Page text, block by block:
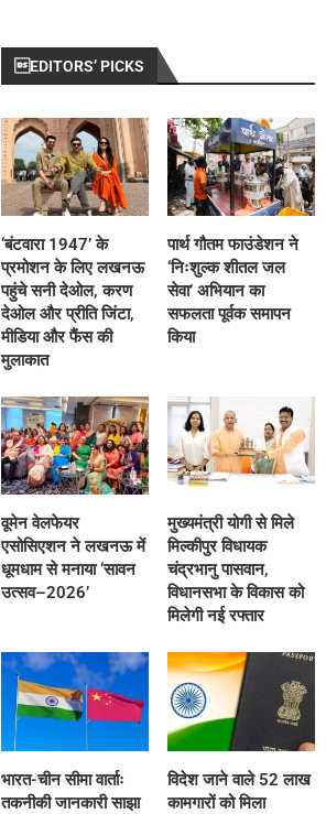
EDITORS’ PICKS
‘बंटवारा 1947’ के
प्रमोशन के लिए लखनऊ
पहुंचे सनी देओल, करण
देओल और प्रीति जिंटा,
मीडिया और फैंस की
मुलाकात
पार्थ गौतम फाउंडेशन ने
‘निःशुल्क शीतल जल
सेवा’ अभियान का
सफलता पूर्वक समापन
किया
वूमेन वेलफेयर
एसोसिएशन ने लखनऊ में
धूमधाम से मनाया ‘सावन
उत्सव–2026’
मुख्यमंत्री योगी से मिले
मिल्कीपुर विधायक
चंद्रभानु पासवान,
विधानसभा के विकास को
मिलेगी नई रफ्तार
भारत-चीन सीमा वार्ताः
तकनीकी जानकारी साझा
विदेश जाने वाले 52 लाख
कामगारों को मिला